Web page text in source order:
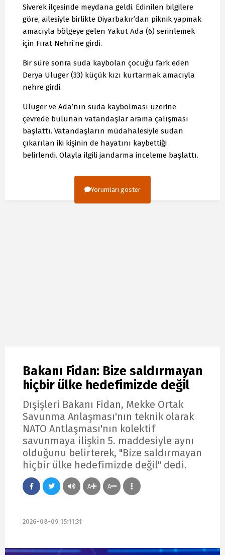
Siverek ilçesinde meydana geldi. Edinilen bilgilere
göre, ailesiyle birlikte Diyarbakır’dan piknik yapmak
amacıyla bölgeye gelen Yakut Ada (6) serinlemek
için Fırat Nehri’ne girdi.
Bir süre sonra suda kaybolan çocuğu fark eden
Derya Uluger (33) küçük kızı kurtarmak amacıyla
nehre girdi.
Uluger ve Ada’nın suda kaybolması üzerine
çevrede bulunan vatandaşlar arama çalışması
başlattı. Vatandaşların müdahalesiyle sudan
çıkarılan iki kişinin de hayatını kaybettiği
belirlendi. Olayla ilgili jandarma inceleme başlattı.
Yorumları göster
Bakanı Fidan: Bize saldırmayan
hiçbir ülke hedefimizde değil
Dışişleri Bakanı Fidan, Mekke Ortak
Savunma Anlaşması'nın teknik olarak
NATO Antlaşması'nın kolektif
savunmaya ilişkin 5. maddesiyle aynı
olduğunu belirterek, "Bize saldırmayan
hiçbir ülke hedefimizde değil" dedi.
A A
2026-08-09 15:11:31